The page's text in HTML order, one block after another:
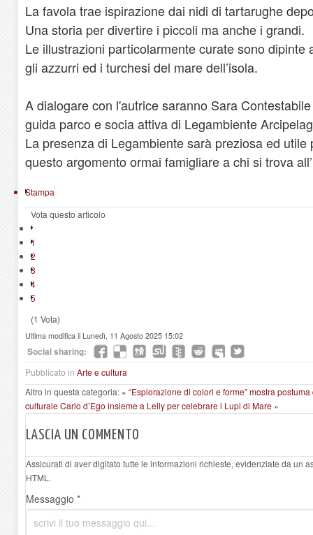
La favola trae ispirazione dai nidi di tartarughe
Una storia per divertire i piccoli ma anche i grandi.
Le illustrazioni particolarmente curate sono dipinte
gli azzurri ed i turchesi del mare dell’isola.
A dialogare con l'autrice saranno Sara
guida parco e socia attiva di Legambiente
La presenza di Legambiente sarà preziosa ed utile
questo argomento ormai famigliare a chi si trova
Stampa
Vota questo articolo
1
2
3
4
5
(1 Vota)
Ultima modifica il Lunedì, 11 Agosto 2025 15:02
Social sharing:
Pubblicato in Arte e cultura
Altro in questa categoria: « “Esplorazione di colori e forme” mostra
culturale Carlo d’Ego insieme a Lelly per celebrare i Lupi di Mare »
LASCIA UN COMMENTO
Assicurati di aver digitato tutte le informazioni richieste, evidenziate da un
HTML.
Messaggio *